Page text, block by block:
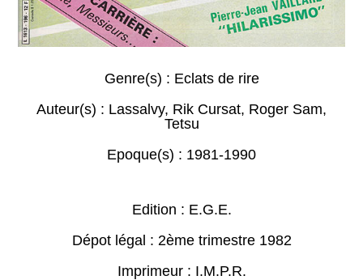
Genre(s) : Eclats de rire
Auteur(s) : Lassalvy, Rik Cursat, Roger Sam,
Tetsu
Epoque(s) : 1981-1990
Edition : E.G.E.
Dépot légal : 2ème trimestre 1982
Imprimeur : I.M.P.R.